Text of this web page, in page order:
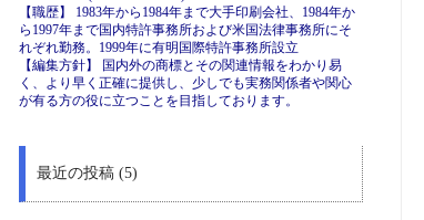
【職歴】 1983年から1984年まで大手印刷会社、1984年か
ら1997年まで国内特許事務所および米国法律事務所にそ
れぞれ勤務。1999年に有明国際特許事務所設立
【編集方針】 国内外の商標とその関連情報をわかり易
く、より早く正確に提供し、少しでも実務関係者や関心
が有る方の役に立つことを目指しております。
最近の投稿 (5)